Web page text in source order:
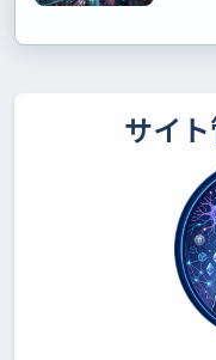
サイ